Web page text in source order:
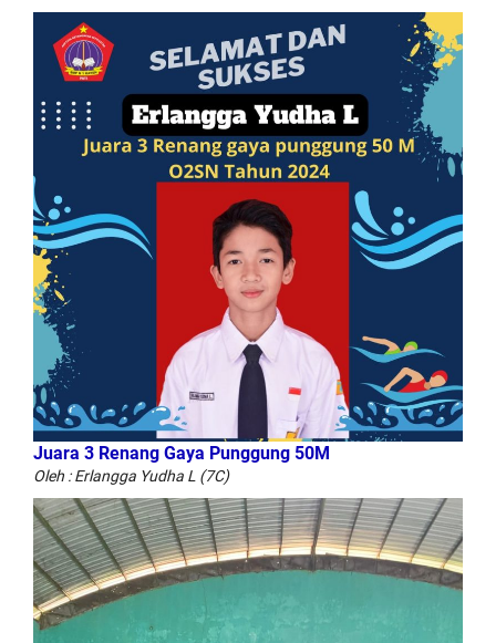
Juara 3 Renang Gaya Punggung 50M
Oleh : Erlangga Yudha L (7C)